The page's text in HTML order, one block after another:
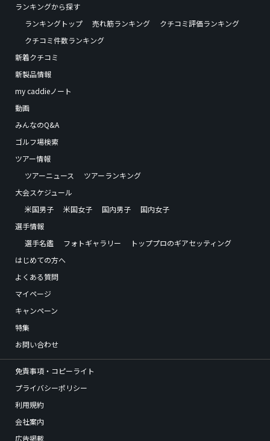
ランキングから探す
ランキングトップ
売れ筋ランキング
クチコミ評価ランキング
クチコミ件数ランキング
新着クチコミ
新製品情報
my caddieノート
動画
みんなのQ&A
ゴルフ場検索
ツアー情報
ツアーニュース
ツアーランキング
大会スケジュール
米国男子
米国女子 国内男子
国内女子
選手情報
選手名鑑
フォトギャラリー
トッププロのギアセッティング
はじめての方へ
よくある質問
マイページ
キャンペーン
特集
お問い合わせ
免責事項・コピーライト
プライバシーポリシー
利用規約
会社案内
広告掲載